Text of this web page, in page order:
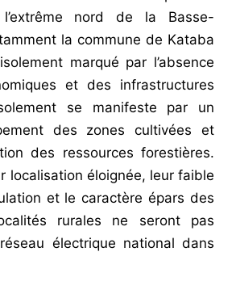
nord de la Basse-
la commune de Kataba
marqué par l’absence
et des infrastructures
se manifeste par un
des zones cultivées et
des ressources forestières.
localisation éloignée, leur faible
et le caractère épars des
rurales ne seront pas
électrique national dans